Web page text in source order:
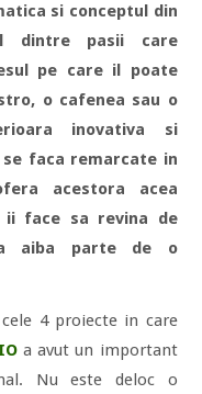
si conceptul din
dintre pasii care
pe care il poate
o cafenea sau o
inovativa si
faca remarcate in
acestora acea
ii face sa revina de
aiba parte de o
4 proiecte in care
a avut un important
Nu este deloc o